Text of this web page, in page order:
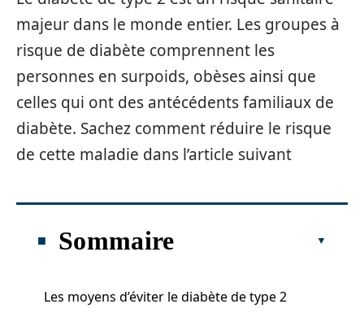
majeur dans le monde entier. Les groupes à
risque de diabète comprennent les
personnes en surpoids, obèses ainsi que
celles qui ont des antécédents familiaux de
diabète. Sachez comment réduire le risque
de cette maladie dans l’article suivant
Sommaire
Les moyens d’éviter le diabète de type 2